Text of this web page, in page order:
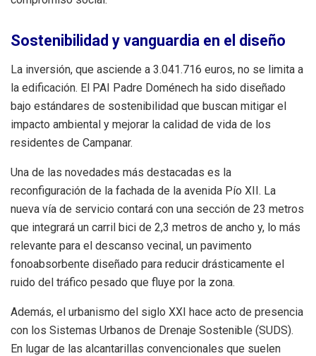
Sostenibilidad y vanguardia en el diseño
La inversión, que asciende a 3.041.716 euros, no se limita a
la edificación. El PAI Padre Doménech ha sido diseñado
bajo estándares de sostenibilidad que buscan mitigar el
impacto ambiental y mejorar la calidad de vida de los
residentes de Campanar.
Una de las novedades más destacadas es la
reconfiguración de la fachada de la avenida Pío XII. La
nueva vía de servicio contará con una sección de 23 metros
que integrará un carril bici de 2,3 metros de ancho y, lo más
relevante para el descanso vecinal, un pavimento
fonoabsorbente diseñado para reducir drásticamente el
ruido del tráfico pesado que fluye por la zona.
Además, el urbanismo del siglo XXI hace acto de presencia
con los Sistemas Urbanos de Drenaje Sostenible (SUDS).
En lugar de las alcantarillas convencionales que suelen